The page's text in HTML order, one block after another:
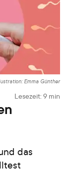
Emma Günther
Lesezeit: 9 min
das